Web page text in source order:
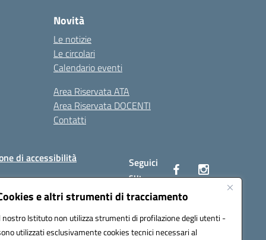
e altri strumenti di tracciamento
nostro Istituto non utilizza strumenti di profilazione degli utenti -
utilizzati esclusivamente cookies tecnici necessari al
Novità
Le notizie
Le circolari
Calendario eventi
Area Riservata ATA
Area Riservata DOCENTI
Contatti
di accessibilità
Seguici
su: